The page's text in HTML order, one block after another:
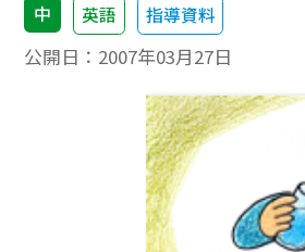
中 英語 指導資料
公開日： 2007年03月27日